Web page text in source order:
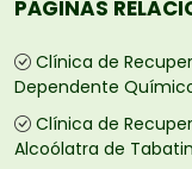
PÁGINAS
Clínica de
Dependente
Clínica de
Alcoólatra de